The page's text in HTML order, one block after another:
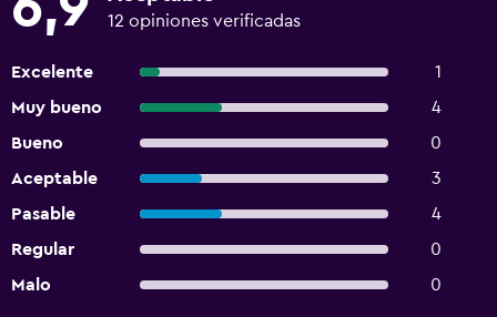
12 opiniones verificadas
Excelente
1
Muy bueno
4
Bueno
0
Aceptable
3
Pasable
4
Regular
0
Malo
0